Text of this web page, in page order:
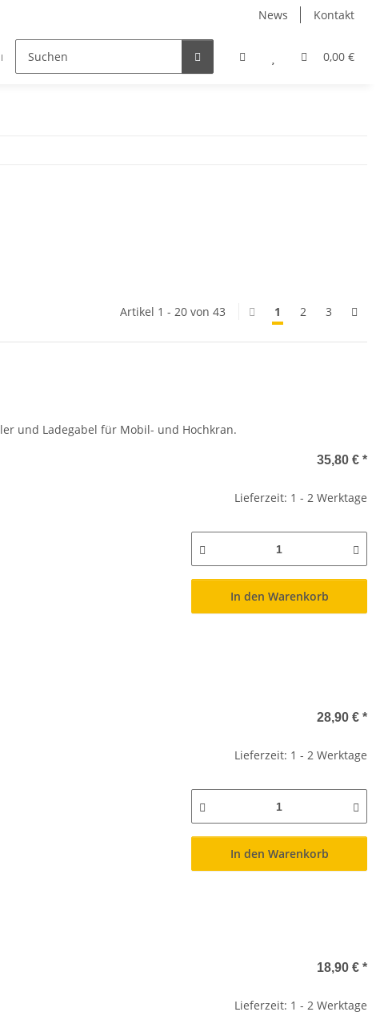
News Kontakt
0,00 €
Sets & Angebote
Artikel 1 - 20 von 43 1 2 3
und Ladegabel für Mobil- und Hochkran.
35,80 € *
Lieferzeit: 1 - 2 Werktage
In den Warenkorb
28,90 € *
Lieferzeit: 1 - 2 Werktage
In den Warenkorb
18,90 € *
Lieferzeit: 1 - 2 Werktage